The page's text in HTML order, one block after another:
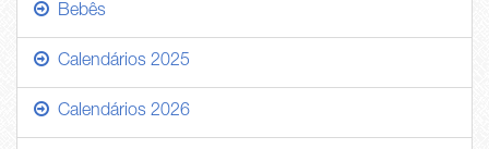
Bebês
Calendários 2025
Calendários 2026